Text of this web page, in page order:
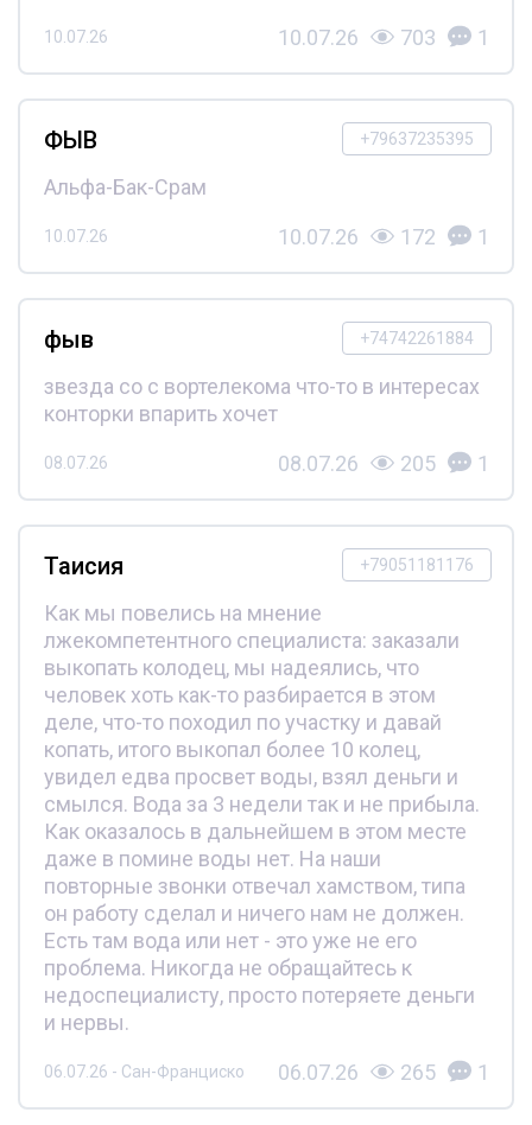
10.07.26 10.07.26 703 1
+79637235395
ФЫВ
Альфа-Бак-Срам
10.07.26 10.07.26 172 1
+74742261884
фыв
звезда со с вортелекома что-то в интересах
конторки впарить хочет
08.07.26 08.07.26 205 1
+79051181176
Таисия
Как мы повелись на мнение
лжекомпетентного специалиста: заказали
выкопать колодец, мы надеялись, что
человек хоть как-то разбирается в этом
деле, что-то походил по участку и давай
копать, итого выкопал более 10 колец,
увидел едва просвет воды, взял деньги и
смылся. Вода за 3 недели так и не прибыла.
Как оказалось в дальнейшем в этом месте
даже в помине воды нет. На наши
повторные звонки отвечал хамством, типа
он работу сделал и ничего нам не должен.
Есть там вода или нет - это уже не его
проблема. Никогда не обращайтесь к
недоспециалисту, просто потеряете деньги
и нервы.
06.07.26 - Сан-Франциско 06.07.26 265 1